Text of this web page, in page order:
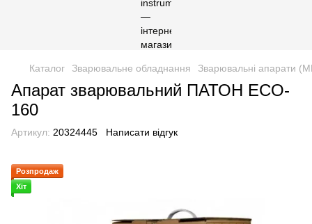
Каталог Зварювальне обладнання Зварювальні апарати
Апарат зварювальний ПАТОН ECO-
160
Артикул: 20324445 Написати відгук
Розпродаж
Хіт